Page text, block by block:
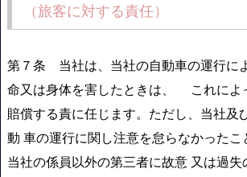
（旅客に対する責任）
第７条 当社は、当社の自動車の運行に
命又は身体を害したときは、 これによ
賠償する責に任じます。ただし、当社及
動 車の運行に関し注意を怠らなかったこ
当社の係員以外の第三者に故意 又は過